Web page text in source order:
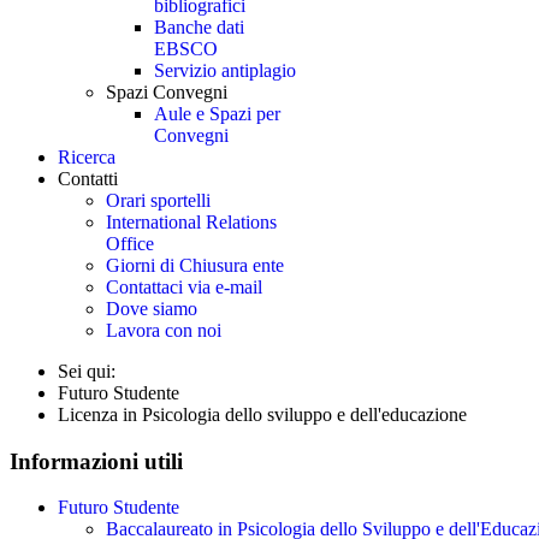
bibliografici
Banche dati
EBSCO
Servizio antiplagio
Spazi Convegni
Aule e Spazi per
Convegni
Ricerca
Contatti
Orari sportelli
International Relations
Office
Giorni di Chiusura ente
Contattaci via e-mail
Dove siamo
Lavora con noi
Sei qui:
Futuro Studente
Licenza in Psicologia dello sviluppo e dell'educazione
Informazioni utili
Futuro Studente
Baccalaureato in Psicologia dello Sviluppo e